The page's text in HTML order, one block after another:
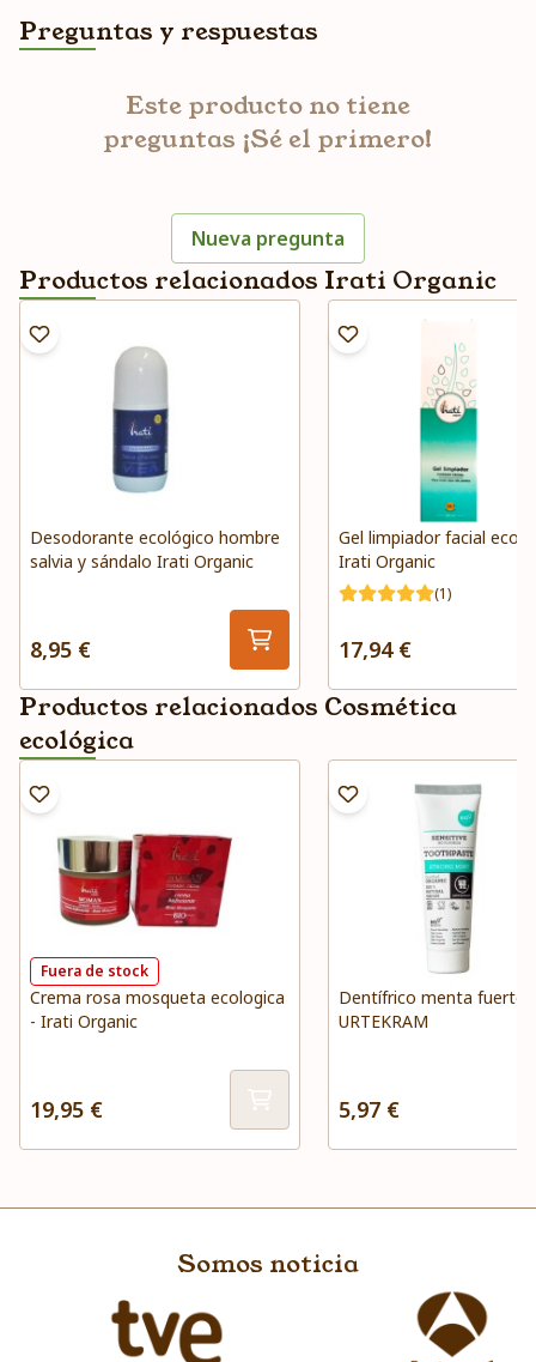
Preguntas y respuestas
Este producto no tiene
preguntas ¡Sé el primero!
Nueva pregunta
Productos relacionados Irati Organic
Desodorante ecológico hombre
salvia y sándalo Irati Organic
8,95 €
Gel limpiador facial
Irati Organic
(1)
17,94 €
Productos relacionados Cosmética
ecológica
Fuera de stock
Crema rosa mosqueta ecologica
- Irati Organic
19,95 €
Dentífrico menta fuerte
URTEKRAM
5,97 €
Somos noticia